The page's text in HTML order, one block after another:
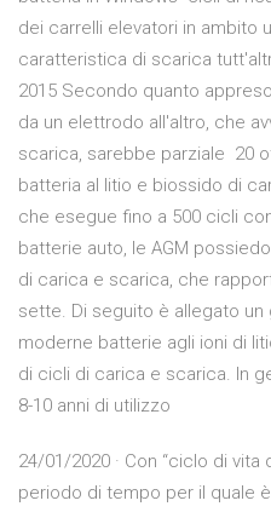
dei carrelli elevatori in ambito
caratteristica di scarica
2015 Secondo quanto
da un elettrodo all'altro, che
scarica, sarebbe parziale 20
batteria al litio e biossido di
che esegue fino a 500 cicli
batterie auto, le AGM
di carica e scarica, che
sette. Di seguito è allegato
moderne batterie agli ioni di
di cicli di carica e scarica. In
8-10 anni di utilizzo
24/01/2020 · Con “ciclo di vita
periodo di tempo per il quale